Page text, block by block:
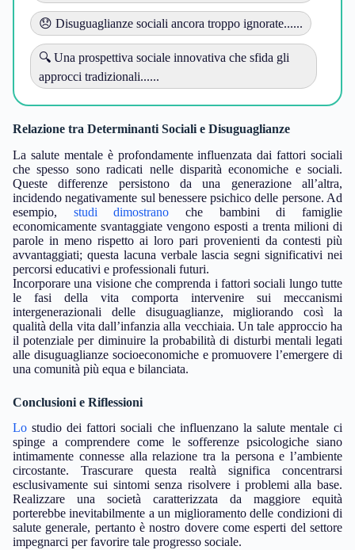
😞 Disuguaglianze sociali ancora troppo ignorate......
🔍 Una prospettiva sociale innovativa che sfida gli
approcci tradizionali......
Relazione tra Determinanti Sociali e Disuguaglianze
La salute mentale è profondamente influenzata dai fattori sociali
che spesso sono radicati nelle disparità economiche e sociali.
Queste differenze persistono da una generazione all’altra,
incidendo negativamente sul benessere psichico delle persone. Ad
esempio, studi dimostrano che bambini di famiglie
economicamente svantaggiate vengono esposti a trenta milioni di
parole in meno rispetto ai loro pari provenienti da contesti più
avvantaggiati; questa lacuna verbale lascia segni significativi nei
percorsi educativi e professionali futuri.
Incorporare una visione che comprenda i fattori sociali lungo tutte
le fasi della vita comporta intervenire sui meccanismi
intergenerazionali delle disuguaglianze, migliorando così la
qualità della vita dall’infanzia alla vecchiaia. Un tale approccio ha
il potenziale per diminuire la probabilità di disturbi mentali legati
alle disuguaglianze socioeconomiche e promuovere l’emergere di
una comunità più equa e bilanciata.
Conclusioni e Riflessioni
Lo studio dei fattori sociali che influenzano la salute mentale ci
spinge a comprendere come le sofferenze psicologiche siano
intimamente connesse alla relazione tra la persona e l’ambiente
circostante. Trascurare questa realtà significa concentrarsi
esclusivamente sui sintomi senza risolvere i problemi alla base.
Realizzare una società caratterizzata da maggiore equità
porterebbe inevitabilmente a un miglioramento delle condizioni di
salute generale, pertanto è nostro dovere come esperti del settore
impegnarci per favorire tale progresso sociale.